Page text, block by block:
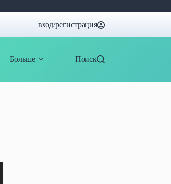
вход/регистрация
Больше Поиск